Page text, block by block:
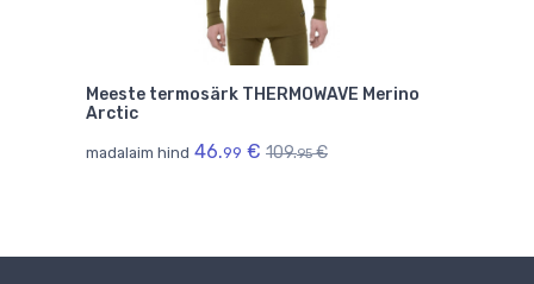
Meeste termosärk THERMOWAVE Merino
Arctic
madalaim hind 46.99 € 109.95€